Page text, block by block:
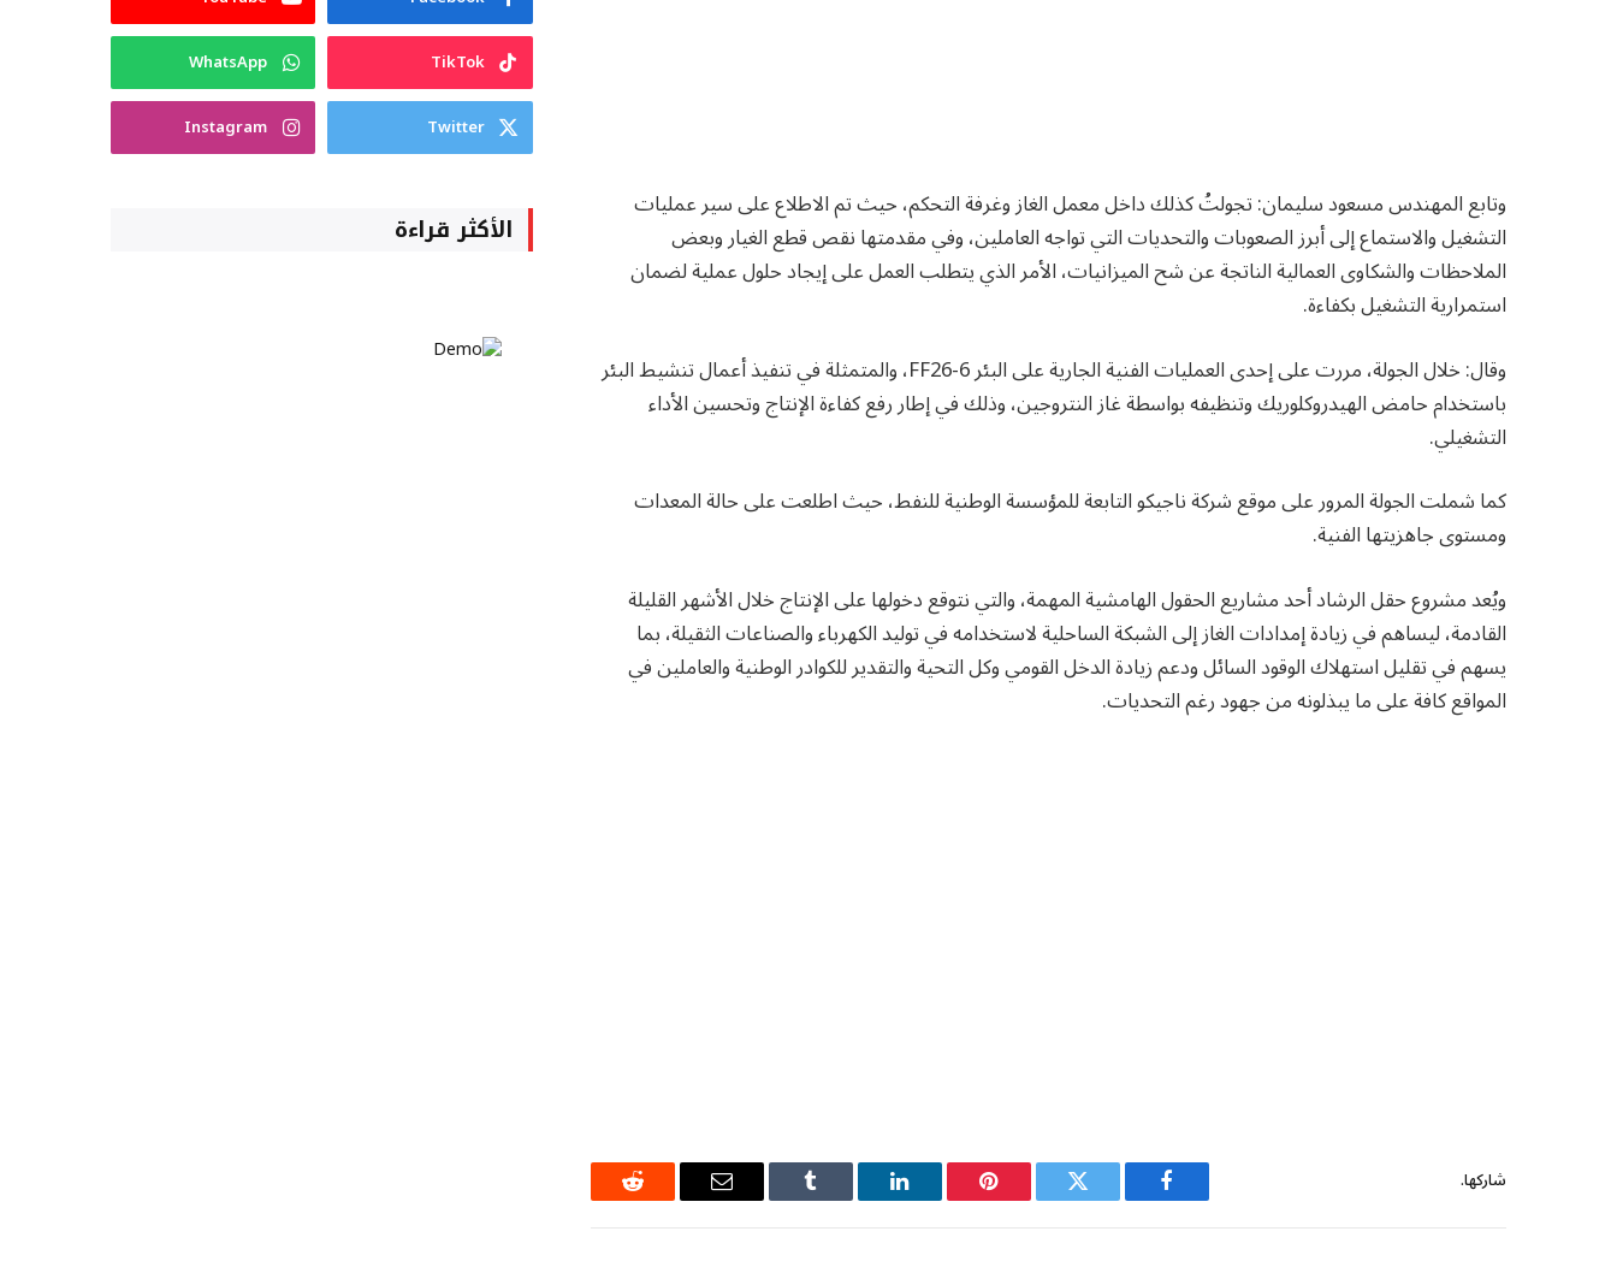
وتابع المهندس مسعود سليمان: تجولتُ كذلك داخل معمل الغاز وغرفة التحكم، حيث تم الاطلاع على سير عمليات
التشغيل والاستماع إلى أبرز الصعوبات والتحديات التي تواجه العاملين، وفي مقدمتها نقص قطع الغيار وبعض
الملاحظات والشكاوى العمالية الناتجة عن شح الميزانيات، الأمر الذي يتطلب العمل على إيجاد حلول عملية لضمان
استمرارية التشغيل بكفاءة.
وقال: خلال الجولة، مررت على إحدى العمليات الفنية الجارية على البئر FF26-6، والمتمثلة في تنفيذ أعمال تنشيط البئر
باستخدام حامض الهيدروكلوريك وتنظيفه بواسطة غاز النتروجين، وذلك في إطار رفع كفاءة الإنتاج وتحسين الأداء
التشغيلي.
كما شملت الجولة المرور على موقع شركة ناجيكو التابعة للمؤسسة الوطنية للنفط، حيث اطلعت على حالة المعدات
ومستوى جاهزيتها الفنية.
ويُعد مشروع حقل الرشاد أحد مشاريع الحقول الهامشية المهمة، والتي نتوقع دخولها على الإنتاج خلال الأشهر القليلة
القادمة، ليساهم في زيادة إمدادات الغاز إلى الشبكة الساحلية لاستخدامه في توليد الكهرباء والصناعات الثقيلة، بما
يسهم في تقليل استهلاك الوقود السائل ودعم زيادة الدخل القومي وكل التحية والتقدير للكوادر الوطنية والعاملين في
المواقع كافة على ما يبذلونه من جهود رغم التحديات.
شاركها.
فيسبوك تويتر بينتيريستلينكدإن Tumblr
البريد
رديت
TikTok
WhatsApp
Twitter
Instagram
الأكثر قراءة